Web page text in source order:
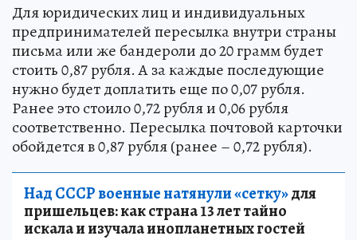
Для юридических лиц и индивидуальных
предпринимателей пересылка внутри страны
письма или же бандероли до 20 грамм будет
стоить 0,87 рубля. А за каждые последующие
нужно будет доплатить еще по 0,07 рубля.
Ранее это стоило 0,72 рубля и 0,06 рубля
соответственно. Пересылка почтовой карточки
обойдется в 0,87 рубля (ранее – 0,72 рубля).
Над СССР военные натянули «сетку»для
пришельцев: как страна 13 лет тайно
искала и изучала инопланетных гостей